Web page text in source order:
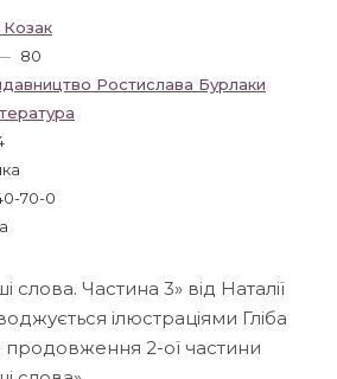
Козак
80
Ростислава Бурлаки
70-0
слова. Частина 3» від Наталії
ілюстраціями Гліба
2-ої частини